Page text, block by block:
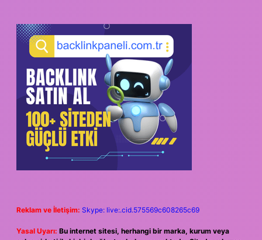
Reklam ve İletişim: Skype: live:.cid.575569c608265c69
Yasal Uyarı: Bu internet sitesi, herhangi bir marka, kurum veya